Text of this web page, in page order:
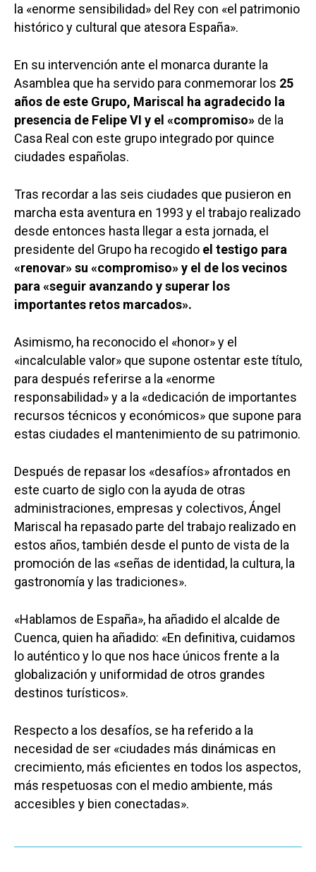
la «enorme sensibilidad» del Rey con «el patrimonio
histórico y cultural que atesora España».
En su intervención ante el monarca durante la
Asamblea que ha servido para conmemorar los 25
años de este Grupo, Mariscal ha agradecido la
presencia de Felipe VI y el «compromiso» de la
Casa Real con este grupo integrado por quince
ciudades españolas.
Tras recordar a las seis ciudades que pusieron en
marcha esta aventura en 1993 y el trabajo realizado
desde entonces hasta llegar a esta jornada, el
presidente del Grupo ha recogido el testigo para
«renovar» su «compromiso» y el de los vecinos
para «seguir avanzando y superar los
importantes retos marcados».
Asimismo, ha reconocido el «honor» y el
«incalculable valor» que supone ostentar este título,
para después referirse a la «enorme
responsabilidad» y a la «dedicación de importantes
recursos técnicos y económicos» que supone para
estas ciudades el mantenimiento de su patrimonio.
Después de repasar los «desafíos» afrontados en
este cuarto de siglo con la ayuda de otras
administraciones, empresas y colectivos, Ángel
Mariscal ha repasado parte del trabajo realizado en
estos años, también desde el punto de vista de la
promoción de las «señas de identidad, la cultura, la
gastronomía y las tradiciones».
«Hablamos de España», ha añadido el alcalde de
Cuenca, quien ha añadido: «En definitiva, cuidamos
lo auténtico y lo que nos hace únicos frente a la
globalización y uniformidad de otros grandes
destinos turísticos».
Respecto a los desafíos, se ha referido a la
necesidad de ser «ciudades más dinámicas en
crecimiento, más eficientes en todos los aspectos,
más respetuosas con el medio ambiente, más
accesibles y bien conectadas».
Castilla-La
Toledo
Ciudad Real
Cuenca
Sanidad
Economía